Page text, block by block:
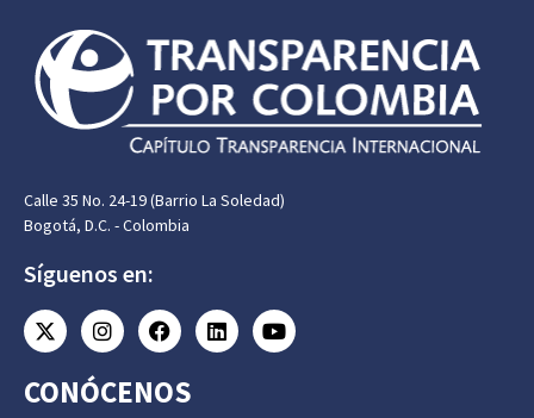
Calle 35 No. 24-19 (Barrio La Soledad)
Bogotá, D.C. - Colombia
Síguenos en:
CONÓCENOS